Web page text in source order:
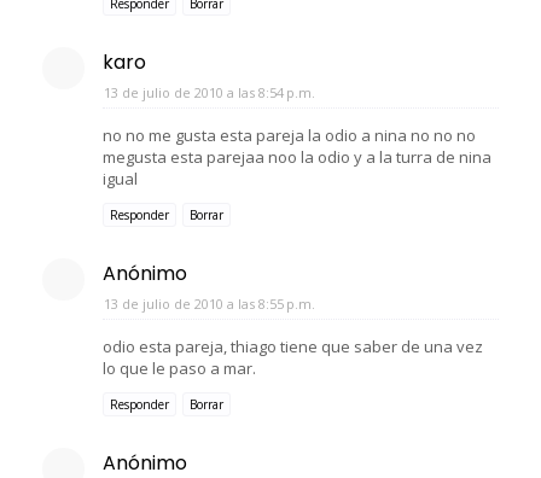
karo
13 de julio de 2010 a las 8:54 p.m.
no no me gusta esta pareja la odio a nina no no no
megusta esta parejaa noo la odio y a la turra de nina
igual
Responder Borrar
Anónimo
13 de julio de 2010 a las 8:55 p.m.
odio esta pareja, thiago tiene que saber de una vez
lo que le paso a mar.
Responder Borrar
Anónimo